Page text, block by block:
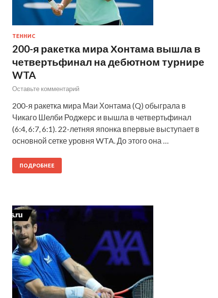
ТЕННИС
200-я ракетка мира Хонтама вышла в
четвертьфинал на дебютном турнире
WTA
Оставьте комментарий
200-я ракетка мира Маи Хонтама (Q) обыграла в
Чикаго Шелби Роджерс и вышла в четвертьфинал
(6:4, 6:7, 6:1). 22-летняя японка впервые выступает в
основной сетке уровня WTA. До этого она …
ПОДРОБНЕЕ